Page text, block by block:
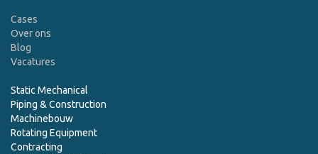
Cases
Over ons
Blog
Vacatures
Static Mechanical
Piping & Construction
Machinebouw
Rotating Equipment
Contracting